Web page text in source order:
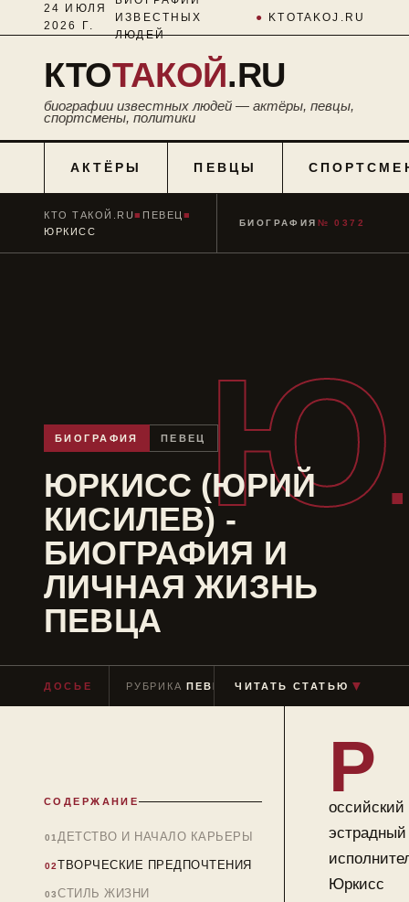
24 ИЮЛЯ
2026 Г.
ИЗВЕСТНЫХ
ЛЮДЕЙ
● KTOTAKOJ.RU
КТОТАКОЙ.RU
биографии известных людей — актёры, певцы,
спортсмены, политики
АКТЁРЫ ПЕВЦЫ
Ю
КТО ТАКОЙ.RU■ ПЕВЕЦ ■
ЮРКИСС
БИОГРАФИЯ № 0372
БИОГРАФИЯ ПЕВЕЦ
ЮРКИСС (ЮРИЙ
КИСИЛЕВ) -
БИОГРАФИЯ И
ЛИЧНАЯ ЖИЗНЬ
ПЕВЦА
ДОСЬЕ РУБРИКАПЕВЕЦ ЧТЕНИЕ≈ 8 МИН
ЧИТАТЬ СТАТЬЮ ▼
СОДЕРЖАНИЕ
ДЕТСТВО И НАЧАЛО КАРЬЕРЫ
ТВОРЧЕСКИЕ ПРЕДПОЧТЕНИЯ
СТИЛЬ ЖИЗНИ
Р
оссийский
эстрадный
Юркисс